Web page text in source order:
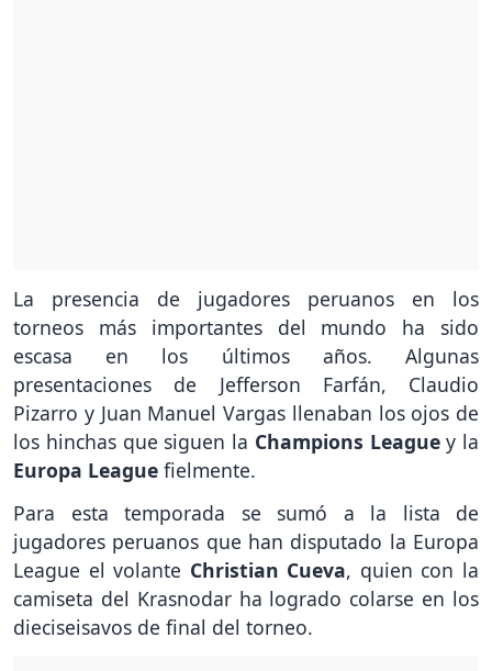
La presencia de jugadores peruanos en los
torneos más importantes del mundo ha sido
escasa en los últimos años. Algunas
presentaciones de Jefferson Farfán, Claudio
Pizarro y Juan Manuel Vargas llenaban los ojos de
los hinchas que siguen la Champions Leaguey la
Europa League fielmente.
Para esta temporada se sumó a la lista de
jugadores peruanos que han disputado la Europa
League el volante Christian Cueva, quien con la
camiseta del Krasnodar ha logrado colarse en los
dieciseisavos de final del torneo.